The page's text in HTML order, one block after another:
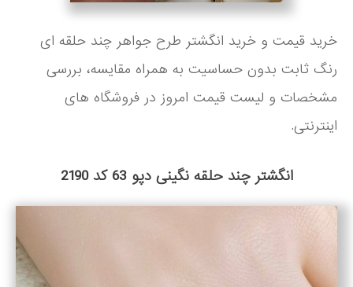
خرید قیمت و خرید انگشتر طرح جواهر چند حلقه ای
رنگ ثابت بدون حساسیت به همراه مقایسه، بررسی
مشخصات و لیست قیمت امروز در فروشگاه های
اینترنتی.
انگشتر چند حلقه نگینی دپو 63 کد 2190